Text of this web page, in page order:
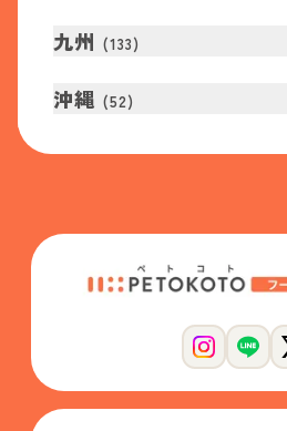
九州 (133)
沖縄 (52)